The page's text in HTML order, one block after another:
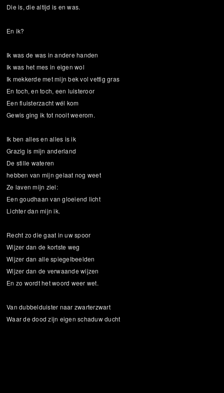
Die is, die altijd is en was.
En ik?
Ik was de was in andere handen
Ik was het mes in eigen wol
Ik mekkerde met mijn bek vol vettig gras
En toch, en toch, een luisteroor
Een fluisterzacht wél kom
Gewis ging ik tot nooit weerom.
Ik ben alles en alles is ik
Grazig is mijn anderland
De stille wateren
hebben van mijn gelaat nog weet
Ze laven mijn ziel:
Een goudhaan van gloeiend licht
Lichter dan mijn ik.
Recht zo die gaat in uw spoor
Wijzer dan de kortste weg
Wijzer dan alle spiegelbeelden
Wijzer dan de verwaande wijzen
En zo wordt het woord weer wet.
Van dubbelduister naar zwarterzwart
Waar de dood zijn eigen schaduw ducht